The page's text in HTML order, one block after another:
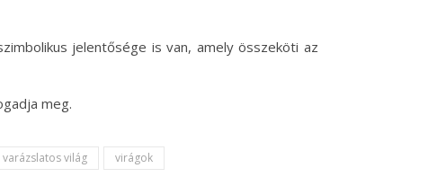
jelentősége is van, amely összeköti az
meg.
varázslatos világ virágok